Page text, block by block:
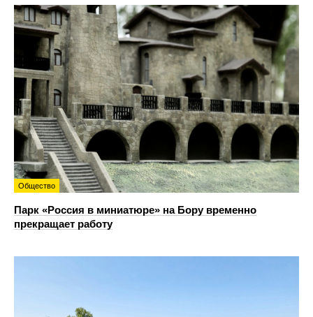
Общество
Парк «Россия в миниатюре» на Бору временно
прекращает работу